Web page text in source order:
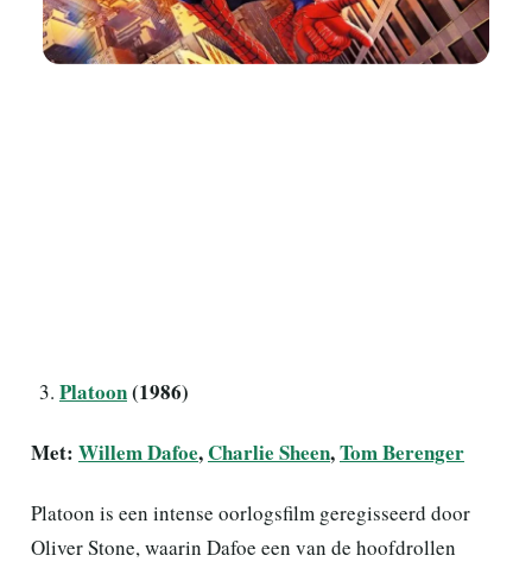
Platoon(1986)
Met: Willem Dafoe, Charlie Sheen,Tom Berenger
Platoon is een intense oorlogsfilm geregisseerd door
Oliver Stone, waarin Dafoe een van de hoofdrollen